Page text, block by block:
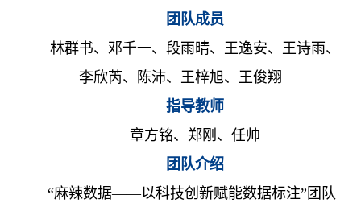
团队成员
林群书、邓千一、段雨晴、王逸安、王诗雨、
李欣芮、陈沛、王梓旭、王俊翔
指导教师
章方铭、郑刚、任帅
团队介绍
“麻辣数据——以科技创新赋能数据标注”团队